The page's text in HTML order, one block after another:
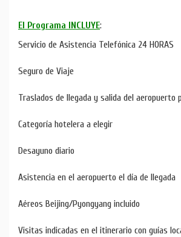
El Programa INCLUYE:
Servicio de Asistencia Telefónica 24 HORAS
Seguro de Viaje
Traslados de llegada y salida del aeropuerto
Categoría hotelera a elegir
Desayuno diario
Asistencia en el aeropuerto el día de llegada
Aéreos Beijing/Pyongyang incluido
Visitas indicadas en el itinerario con guías